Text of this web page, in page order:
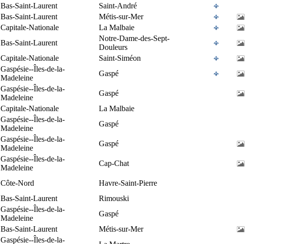
Bas-Saint-Laurent
Saint-André
Bas-Saint-Laurent
Métis-sur-Mer
Capitale-Nationale
La Malbaie
Bas-Saint-Laurent
Notre-Dame-des-Sept-
Douleurs
Capitale-Nationale
Saint-Siméon
Gaspésie--Îles-de-la-
Madeleine
Gaspé
Gaspésie--Îles-de-la-
Madeleine
Gaspé
Capitale-Nationale
La Malbaie
Gaspésie--Îles-de-la-
Madeleine
Gaspé
Gaspésie--Îles-de-la-
Madeleine
Gaspé
Gaspésie--Îles-de-la-
Madeleine
Cap-Chat
Côte-Nord
Havre-Saint-Pierre
Bas-Saint-Laurent
Rimouski
Gaspésie--Îles-de-la-
Madeleine
Gaspé
Bas-Saint-Laurent
Métis-sur-Mer
Gaspésie--Îles-de-la-